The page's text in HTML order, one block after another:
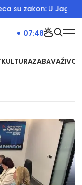
zakon: U Jagodini
KULTURAZABAVAŽIVOT
07:48